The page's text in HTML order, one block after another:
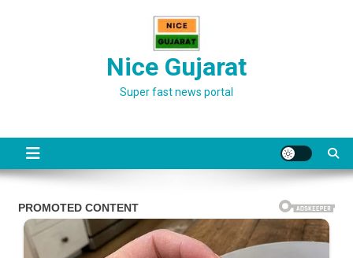
Nice Gujarat
Super fast news portal